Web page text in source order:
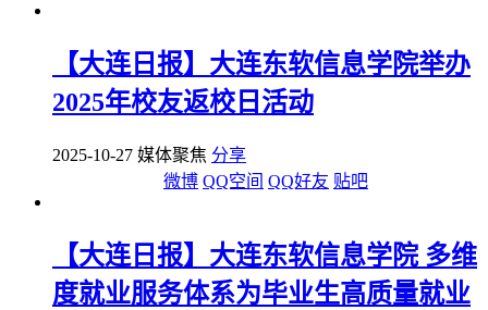
【大连日报】大连东软信息学院举办
2025年校友返校日活动
2025-10-27 媒体聚焦 分享
微博 QQ空间 QQ好友 贴吧
【大连日报】大连东软信息学院 多维
度就业服务体系为毕业生高质量就业